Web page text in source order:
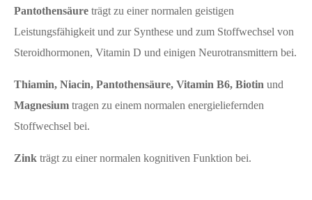
Pantothensäure trägt zu einer normalen geistigen
Leistungsfähigkeit und zur Synthese und zum Stoffwechsel von
Steroidhormonen, Vitamin D und einigen Neurotransmittern bei.
Thiamin, Niacin, Pantothensäure, Vitamin B6, Biotin und
Magnesium tragen zu einem normalen energieliefernden
Stoffwechsel bei.
Zink trägt zu einer normalen kognitiven Funktion bei.